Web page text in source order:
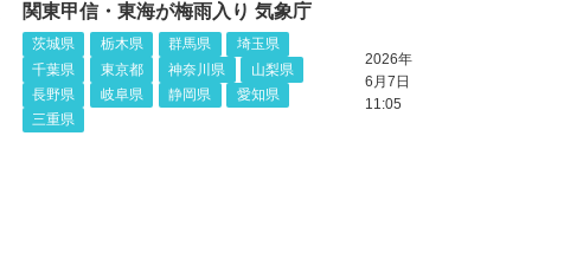
関東甲信・東海が梅雨入り 気象庁
茨城県 栃木県 群馬県
埼玉県
千葉県
東京都 神奈川県
山梨県
長野県
岐阜県 静岡県
愛知県
三重県
2026年
6月7日
11:05